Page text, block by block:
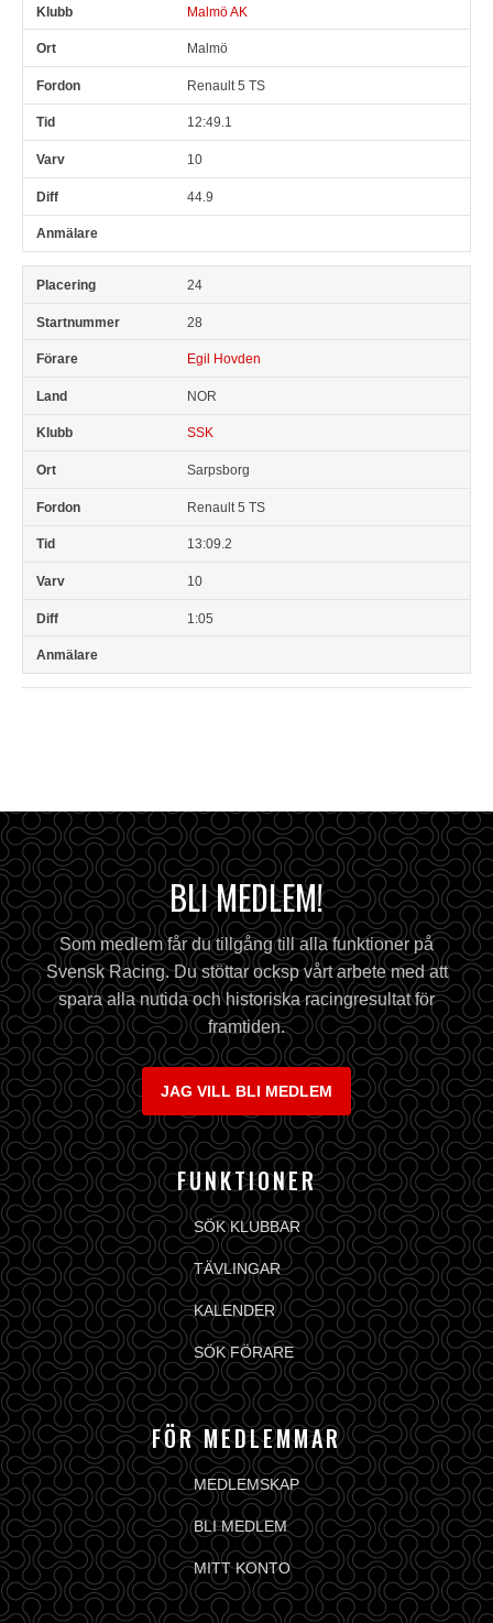
Malmö AK
Malmö
Renault 5 TS
12:49.1
10
44.9
24
28
Egil Hovden
NOR
SSK
Sarpsborg
Renault 5 TS
13:09.2
10
1:05
BLI MEDLEM!
Som medlem får du tillgång till alla funktioner på
Svensk Racing. Du stöttar ocksp vårt arbete med att
spara alla nutida och historiska racingresultat för
framtiden.
JAG VILL BLI MEDLEM
FUNKTIONER
SÖK KLUBBAR
TÄVLINGAR
KALENDER
SÖK FÖRARE
FÖR MEDLEMMAR
MEDLEMSKAP
BLI MEDLEM
MITT KONTO